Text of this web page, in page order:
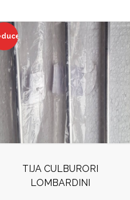
TIJA CULBURORI
LOMBARDINI